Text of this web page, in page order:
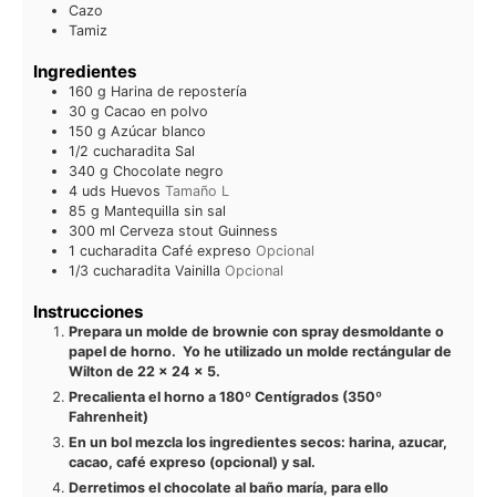
Cazo
Tamiz
Ingredientes
160 g Harina de repostería
30 g Cacao en polvo
150 g Azúcar blanco
1/2 cucharadita Sal
340 g Chocolate negro
4 uds Huevos Tamaño L
85 g Mantequilla sin sal
300 ml Cerveza stout Guinness
1 cucharadita Café expreso Opcional
1/3 cucharadita Vainilla Opcional
Instrucciones
Prepara un molde de brownie con spray desmoldante o
papel de horno. Yo he utilizado un molde rectángular de
Wilton de 22 x 24 x 5.
Precalienta el horno a 180º Centígrados (350º
Fahrenheit)
En un bol mezcla los ingredientes secos: harina, azucar,
cacao, café expreso (opcional) y sal.
Derretimos el chocolate al baño maría, para ello